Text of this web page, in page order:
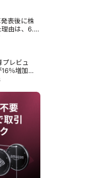
表後に株
理由は、6.5
しで30％
レビュ
％増加し
株価が下